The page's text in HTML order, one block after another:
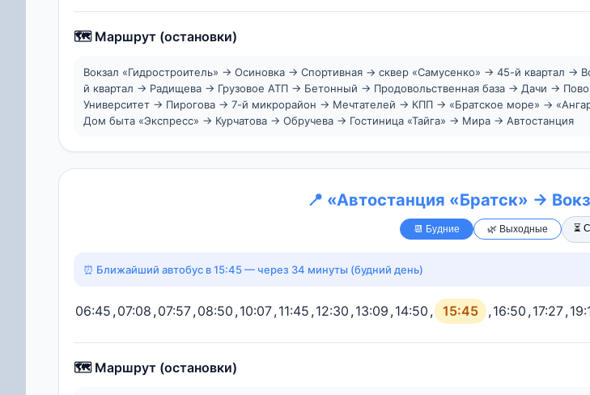
🗺️ Маршрут (остановки)
Вокзал «Гидростроитель» → Осиновка → Спортивная → сквер «Самусенко» → 45-й
й квартал → Радищева → Грузовое АТП → Бетонный → Продовольственная база → Дачи →
Университет → Пирогова → 7-й микрорайон → Мечтателей → КПП → «Братское море» →
Дом быта «Экспресс» → Курчатова → Обручева → Гостиница «Тайга» → Мира → Автостанция
📍 «Автостанция «Братск» →
📆 Будние 🌿 Выходные ⏳
⏰ Ближайший автобус в 15:45 — через 34 минуты (будний день)
06:45 ,07:08 ,07:57,08:50 ,10:07,11:45 ,12:30 ,13:09 ,14:50 , 15:45 ,16:50 ,17:27,
🗺️ Маршрут (остановки)